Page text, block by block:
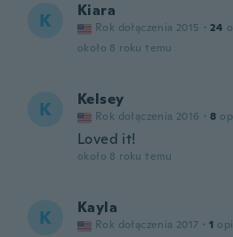
K Kiara
Rok dołączenia 2015 · 24
około 8 roku temu
K Kelsey
Rok dołączenia 2016 · 8
Loved it!
około 8 roku temu
K Kayla
Rok dołączenia 2017 · 1